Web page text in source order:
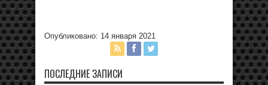
Опубликовано: 14 января 2021
ПОСЛЕДНИЕ ЗАПИСИ